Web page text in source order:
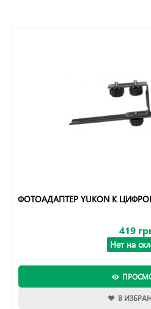
ФОТОАДАПТЕР YUKON К
419
Нет на
В